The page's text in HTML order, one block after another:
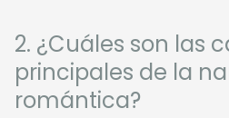
2. ¿Cuáles son las
principales de la
romántica?